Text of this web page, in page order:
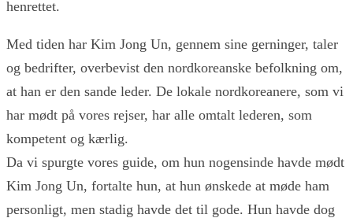
henrettet.
Med tiden har Kim Jong Un, gennem sine gerninger, taler
og bedrifter, overbevist den nordkoreanske befolkning om,
at han er den sande leder. De lokale nordkoreanere, som vi
har mødt på vores rejser, har alle omtalt lederen, som
kompetent og kærlig.
Da vi spurgte vores guide, om hun nogensinde havde mødt
Kim Jong Un, fortalte hun, at hun ønskede at møde ham
personligt, men stadig havde det til gode. Hun havde dog